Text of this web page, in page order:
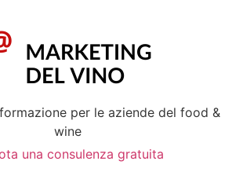
per le aziende del food &
wine
una consulenza gratuita